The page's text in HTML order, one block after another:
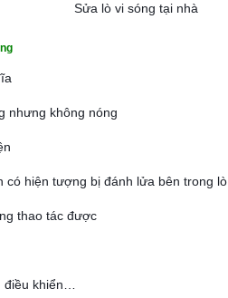
Sửa lò vi sóng tại nhà
nhưng không nóng
có hiện tượng bị đánh lửa bên trong lò
thao tác được
điều khiển…